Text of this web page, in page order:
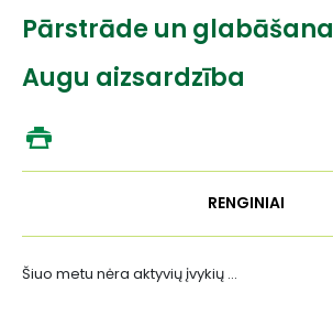
Pārstrāde un glabāšana
Augu aizsardzība
RENGINIAI
Šiuo metu nėra aktyvių įvykių ...